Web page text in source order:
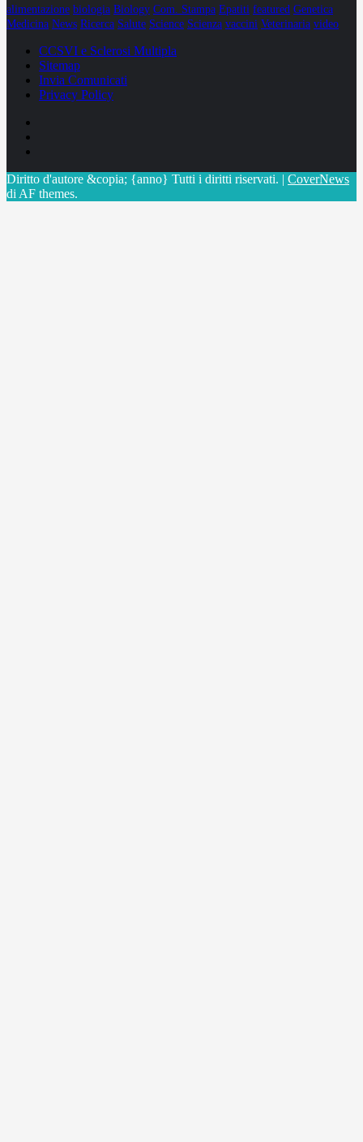
alimentazione biologia Biology Com. Stampa Epatiti featured Genetica
Medicina News Ricerca Salute Science Scienza vaccini Veterinaria video
CCSVI e Sclerosi Multipla
Sitemap
Invia Comunicati
Privacy Policy
Diritto d'autore &copia; {anno} Tutti i diritti riservati. | CoverNews
di AF themes.